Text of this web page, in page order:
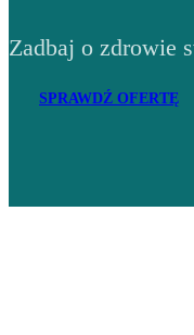
Zadbaj o zdrowie
SPRAWDŹ OFERTĘ